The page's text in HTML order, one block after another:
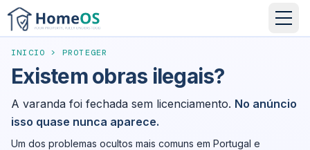
INICIO > PROTEGER
Existem obras ilegais?
A varanda foi fechada sem licenciamento. No anúncio
isso quase nunca aparece.
Um dos problemas ocultos mais comuns em Portugal e